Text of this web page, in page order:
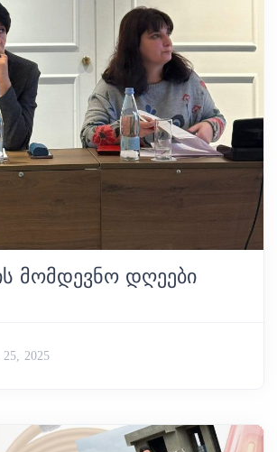
ᲛᲝᲛᲓᲔᲕᲜᲝ ᲓᲦᲔᲔᲑᲘ
25, 2025